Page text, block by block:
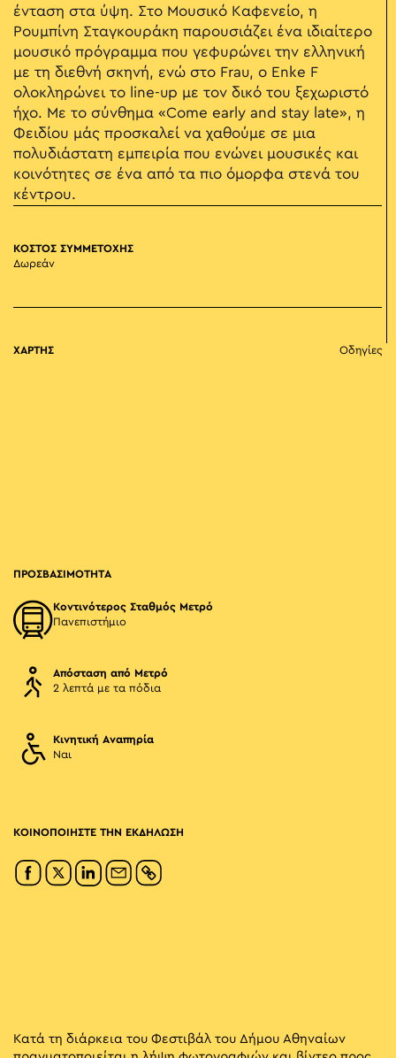
ένταση στα ύψη. Στο Μουσικό Καφενείο, η
Ρουμπίνη Σταγκουράκη παρουσιάζει ένα ιδιαίτερο
μουσικό πρόγραμμα που γεφυρώνει την ελληνική
με τη διεθνή σκηνή, ενώ στο Frau, ο Enke F
ολοκληρώνει το line-up με τον δικό του ξεχωριστό
ήχο. Με το σύνθημα «Come early and stay late», η
Φειδίου μάς προσκαλεί να χαθούμε σε μια
πολυδιάστατη εμπειρία που ενώνει μουσικές και
κοινότητες σε ένα από τα πιο όμορφα στενά του
κέντρου.
ΚΟΣΤΟΣ ΣΥΜΜΕΤΟΧΗΣ
Δωρεάν
ΧΑΡΤΗΣ Οδηγίες
ΠΡΟΣΒΑΣΙΜΟΤΗΤΑ
Κοντινότερος Σταθμός Μετρό
Πανεπιστήμιο
Απόσταση από Μετρό
2 λεπτά με τα πόδια
Κινητική Αναπηρία
Ναι
ΚΟΙΝΟΠΟΙΗΣΤΕ ΤΗΝ ΕΚΔΗΛΩΣΗ
Κατά τη διάρκεια του Φεστιβάλ του Δήμου Αθηναίων